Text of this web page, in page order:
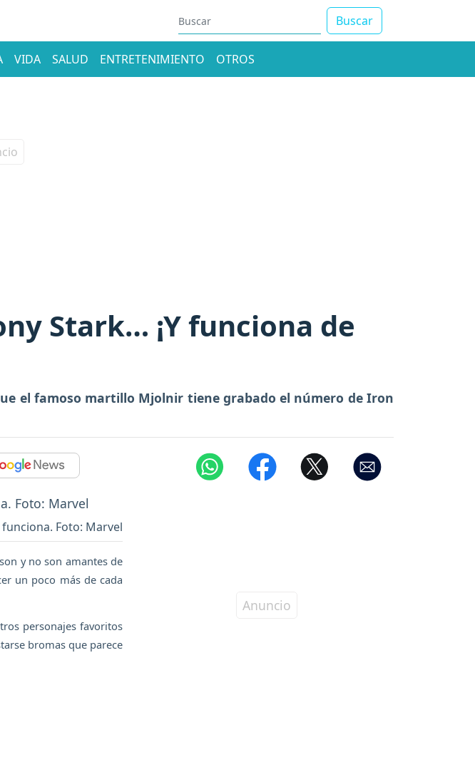
Buscar
VIDA SALUD ENTRETENIMIENTO OTROS
Stark… ¡Y funciona de
el famoso martillo Mjolnir tiene grabado el número de Iron
Foto: Marvel
y no son amantes de
un poco más de cada
personajes favoritos
bromas que parece